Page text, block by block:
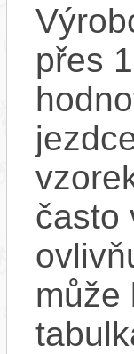
přes
často
může